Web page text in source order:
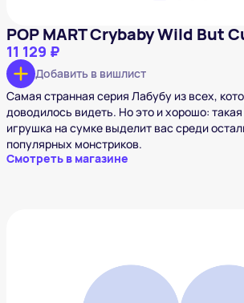
POP MART Crybaby Wild But
11 129 ₽
Добавить в вишлист
Самая странная серия Лабубу из всех,
доводилось видеть. Но это и хорошо:
игрушка на сумке выделит вас среди
популярных монстриков.
Смотреть в магазине